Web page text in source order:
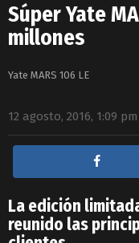
Súper Yate
millones
Yate MARS 106 LE
12 agosto, 2016, 1:09 pm
La edición
reunido las